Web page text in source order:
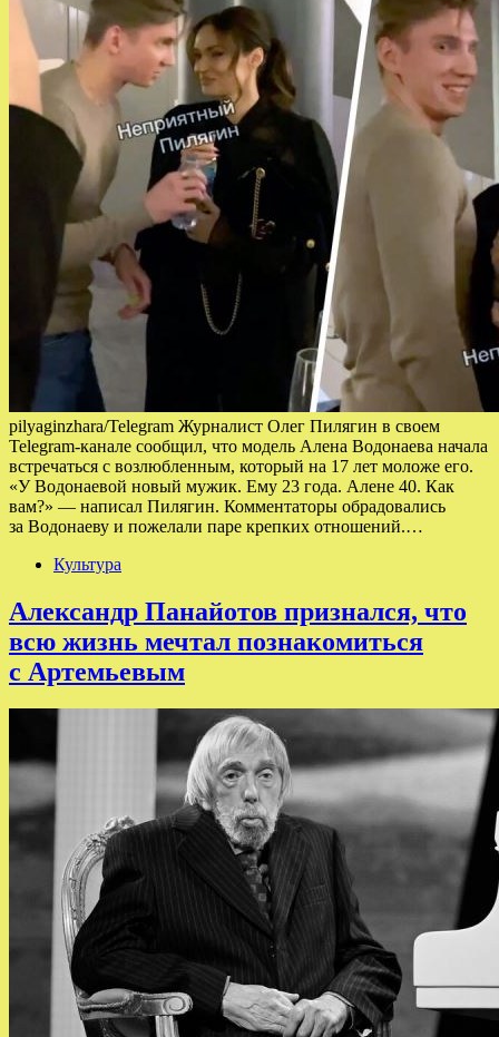
pilyaginzhara/Telegram Журналист Олег Пилягин в своем
Telegram-канале сообщил, что модель Алена Водонаева начала
встречаться с возлюбленным, который на 17 лет моложе его.
«У Водонаевой новый мужик. Ему 23 года. Алене 40. Как
вам?» — написал Пилягин. Комментаторы обрадовались
за Водонаеву и пожелали паре крепких отношений.…
Культура
Александр Панайотов признался, что
всю жизнь мечтал познакомиться
с Артемьевым